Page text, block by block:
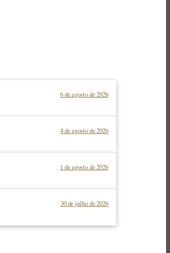
6 de agosto de 2026
4 de agosto de 2026
1 de agosto de 2026
30 de julho de 2026